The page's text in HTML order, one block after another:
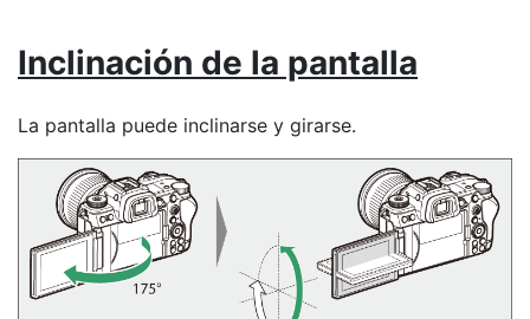
Inclinación de la pantalla
La pantalla puede inclinarse y girarse.